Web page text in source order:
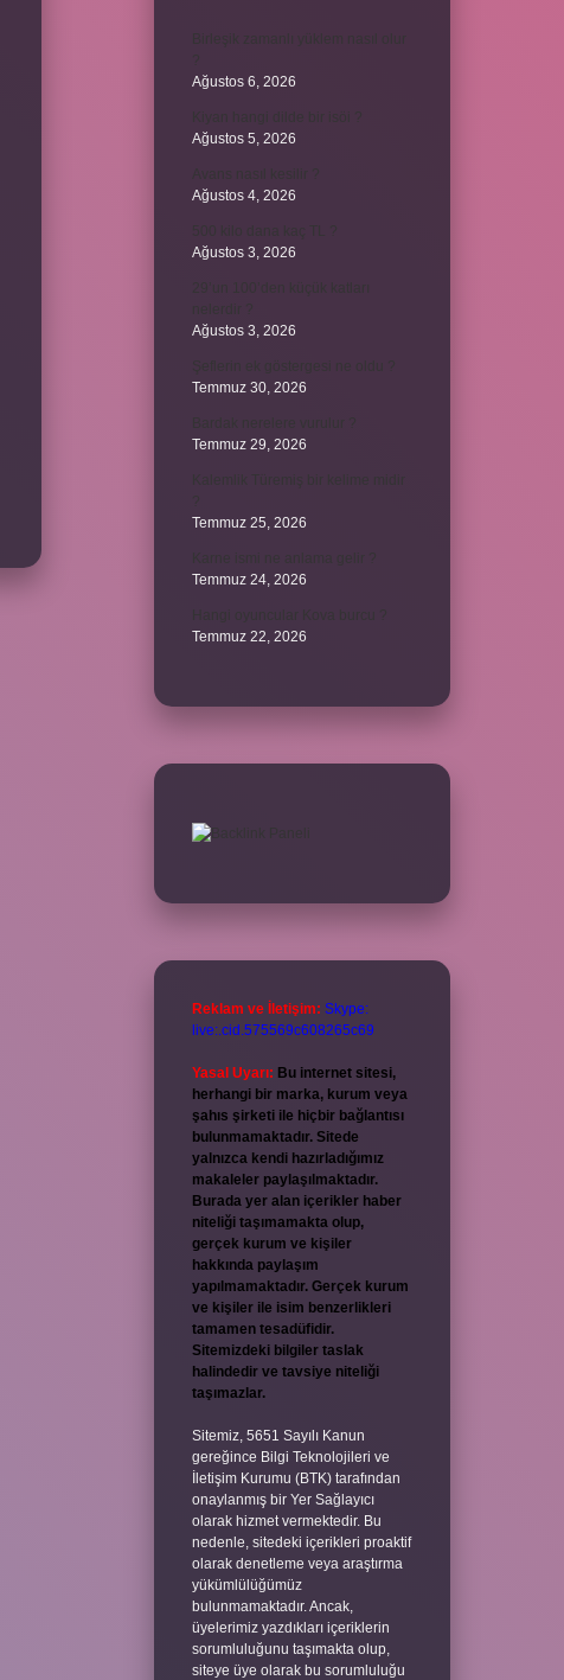
Ağustos 6, 2026
Ağustos 5, 2026
Ağustos 4, 2026
Ağustos 3, 2026
Ağustos 3, 2026
Temmuz 30, 2026
Temmuz 29, 2026
Temmuz 25, 2026
Temmuz 24, 2026
Temmuz 22, 2026
Reklam ve İletişim: Skype:
live:.cid.575569c608265c69
Yasal Uyarı: Bu internet sitesi,
herhangi bir marka, kurum veya
şahıs şirketi ile hiçbir bağlantısı
bulunmamaktadır. Sitede
yalnızca kendi hazırladığımız
makaleler paylaşılmaktadır.
Burada yer alan içerikler haber
niteliği taşımamakta olup,
gerçek kurum ve kişiler
hakkında paylaşım
yapılmamaktadır. Gerçek kurum
ve kişiler ile isim benzerlikleri
tamamen tesadüfidir.
Sitemizdeki bilgiler taslak
halindedir ve tavsiye niteliği
taşımazlar.
Sitemiz, 5651 Sayılı Kanun
gereğince Bilgi Teknolojileri ve
İletişim Kurumu (BTK) tarafından
onaylanmış bir Yer Sağlayıcı
olarak hizmet vermektedir. Bu
nedenle, sitedeki içerikleri proaktif
olarak denetleme veya araştırma
yükümlülüğümüz
bulunmamaktadır. Ancak,
üyelerimiz yazdıkları içeriklerin
sorumluluğunu taşımakta olup,
siteye üye olarak bu sorumluluğu